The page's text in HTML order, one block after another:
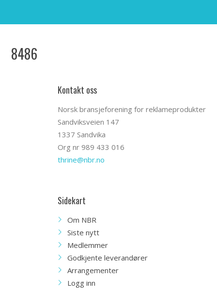
8486
Kontakt oss
Norsk bransjeforening for reklameprodukter
Sandviksveien 147
1337 Sandvika
Org nr 989 433 016
thrine@nbr.no
Sidekart
Om NBR
Siste nytt
Medlemmer
Godkjente leverandører
Arrangementer
Logg inn